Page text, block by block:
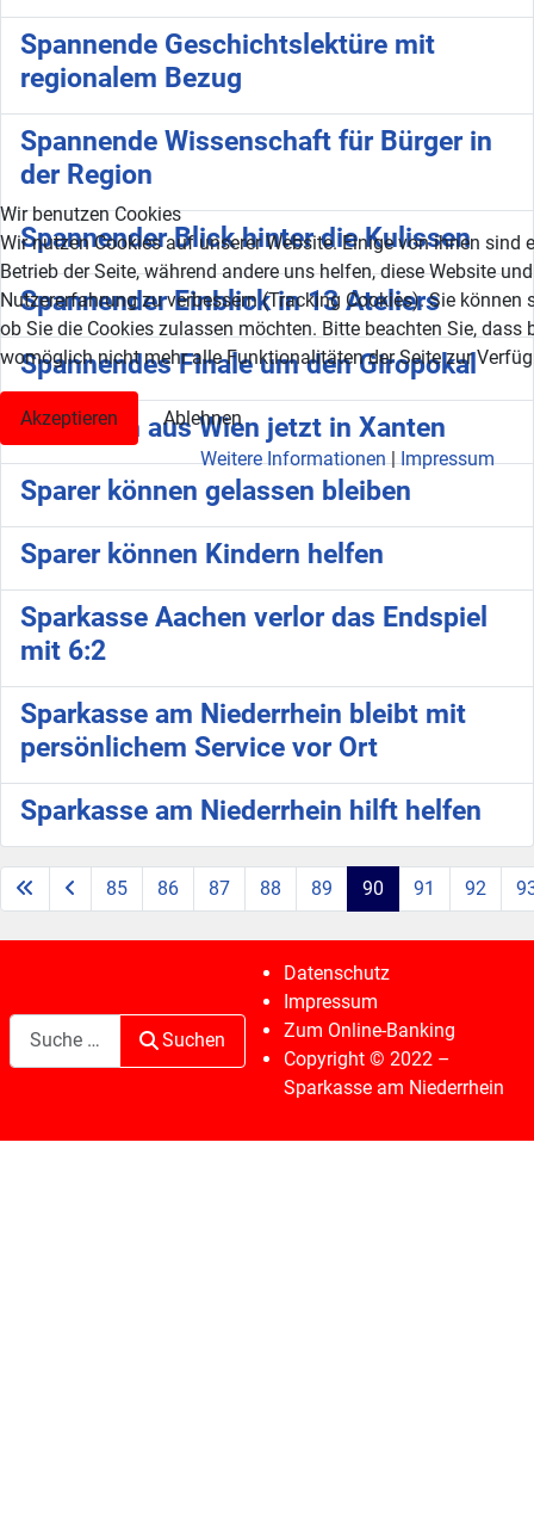
Spannende Geschichtslektüre mit
regionalem Bezug
Spannende Wissenschaft für Bürger in
der Region
Spannender Blick hinter die Kulissen
Spannender Einblick in 13 Ateliers
Spannendes Finale um den Giropokal
Sparefroh aus Wien jetzt in Xanten
Sparer können gelassen bleiben
Sparer können Kindern helfen
Sparkasse Aachen verlor das Endspiel
mit 6:2
Sparkasse am Niederrhein bleibt mit
persönlichem Service vor Ort
Sparkasse am Niederrhein hilft helfen
Seite 90 von 112
85 86 87 88 89 90 91 92
Suchen
Suchen
Datenschutz
Impressum
Zum Online-Banking
Copyright © 2022 –
Sparkasse am Niederrhein
Wir benutzen Cookies
Wir nutzen Cookies auf unserer Website. Einige von ihnen sind
Betrieb der Seite, während andere uns helfen, diese Website
Nutzererfahrung zu verbessern (Tracking Cookies). Sie können
ob Sie die Cookies zulassen möchten. Bitte beachten Sie, dass
womöglich nicht mehr alle Funktionalitäten der Seite zur
Akzeptieren
Ablehnen
Weitere Informationen|Impressum